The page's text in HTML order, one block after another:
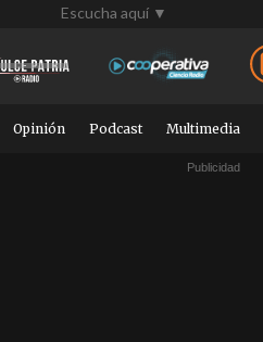
Escucha aquí ▼
Opinión Podcast Multimedia